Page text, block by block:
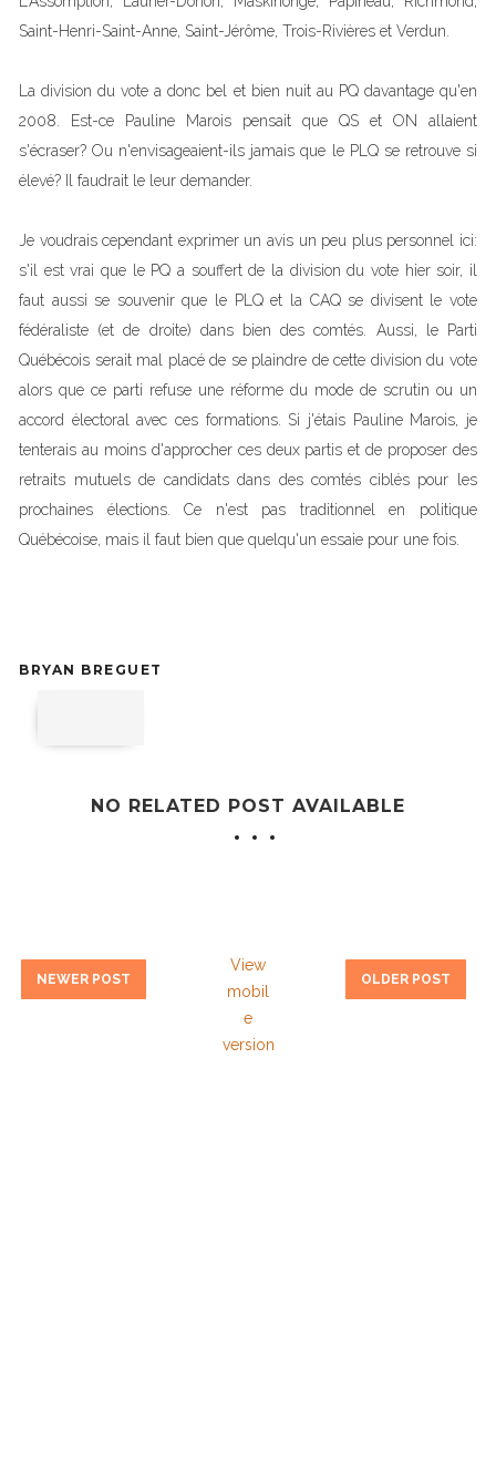
Saint-Henri-Saint-Anne, Saint-Jérôme, Trois-Rivières et Verdun.
La division du vote a donc bel et bien nuit au PQ davantage qu'en
2008. Est-ce Pauline Marois pensait que QS et ON allaient
s'écraser? Ou n'envisageaient-ils jamais que le PLQ se retrouve si
élevé? Il faudrait le leur demander.
Je voudrais cependant exprimer un avis un peu plus personnel ici:
s'il est vrai que le PQ a souffert de la division du vote hier soir, il
faut aussi se souvenir que le PLQ et la CAQ se divisent le vote
fédéraliste (et de droite) dans bien des comtés. Aussi, le Parti
Québécois serait mal placé de se plaindre de cette division du vote
alors que ce parti refuse une réforme du mode de scrutin ou un
accord électoral avec ces formations. Si j'étais Pauline Marois, je
tenterais au moins d'approcher ces deux partis et de proposer des
retraits mutuels de candidats dans des comtés ciblés pour les
prochaines élections. Ce n'est pas traditionnel en politique
Québécoise, mais il faut bien que quelqu'un essaie pour une fois.
BRYAN BREGUET
NO RELATED POST AVAILABLE
NEWER POST OLDER POST
View
mobil
e
version